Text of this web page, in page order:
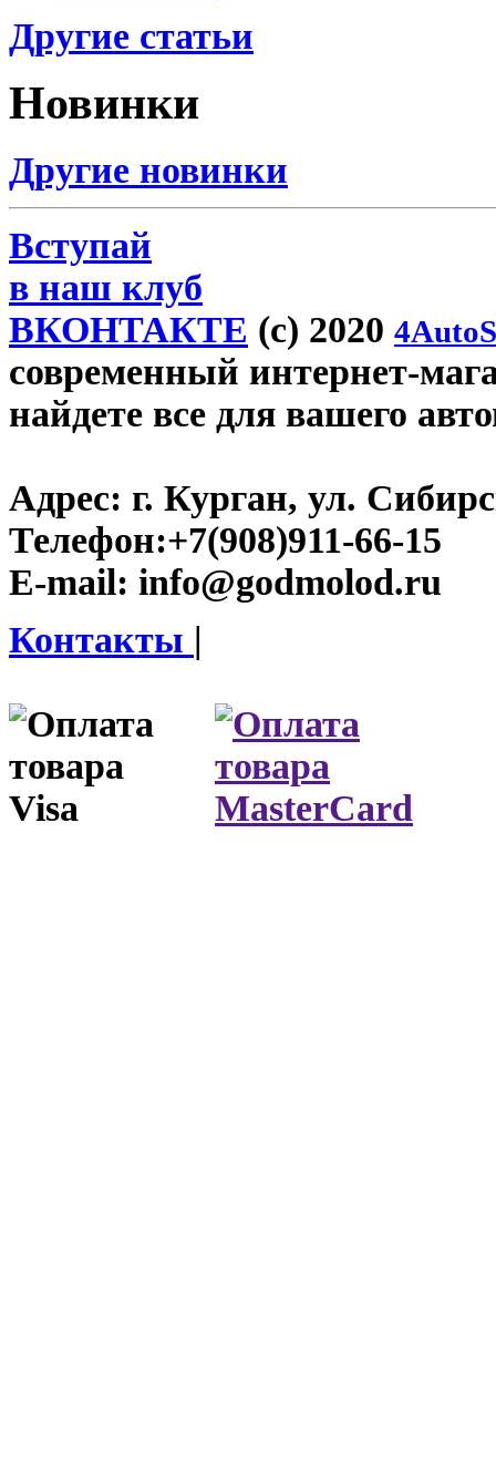
Другие статьи
Новинки
Другие новинки
Вступай
в наш клуб
ВКОНТАКТЕ (c) 2020
современный интернет-
найдете все для вашего
Адрес: г. Курган, ул.
Телефон:+7(908)911-66-15
E-mail: info@godmolod.ru
Контакты |